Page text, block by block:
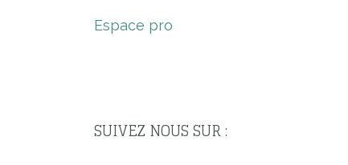
Espace pro
SUIVEZ NOUS SUR :